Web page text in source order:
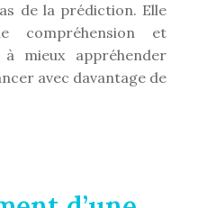
de la prédiction. Elle
compréhension et
mieux appréhender
avec davantage de